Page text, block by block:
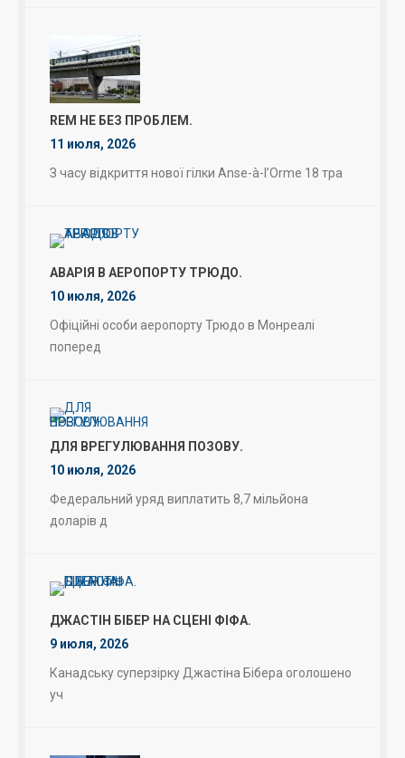
REM НЕ БЕЗ ПРОБЛЕМ.
11 июля, 2026
З часу відкриття нової гілки Anse-à-l’Orme 18 тра
АВАРІЯ В АЕРОПОРТУ ТРЮДО.
10 июля, 2026
Офіційні особи аеропорту Трюдо в Монреалі
поперед
ДЛЯ ВРЕГУЛЮВАННЯ ПОЗОВУ.
10 июля, 2026
Федеральний уряд виплатить 8,7 мільйона
доларів д
ДЖАСТІН БІБЕР НА СЦЕНІ ФІФА.
9 июля, 2026
Канадську суперзірку Джастіна Бібера оголошено
уч